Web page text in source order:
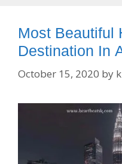
Most Beautiful
Destination In
October 15, 2020 by